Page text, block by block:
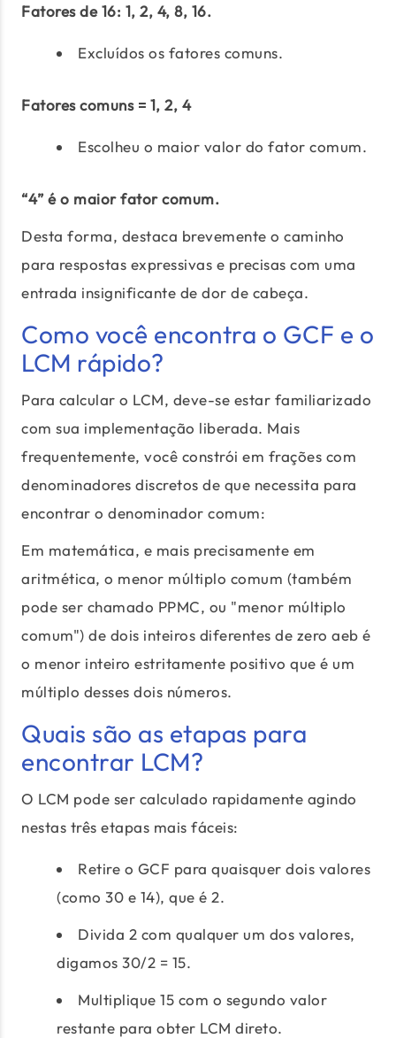
Fatores de 16: 1, 2, 4, 8, 16.
Excluídos os fatores comuns.
Fatores comuns = 1, 2, 4
Escolheu o maior valor do fator comum.
“4” é o maior fator comum.
Desta forma, destaca brevemente o caminho
para respostas expressivas e precisas com uma
entrada insignificante de dor de cabeça.
Como você encontra o GCF e o
LCM rápido?
Para calcular o LCM, deve-se estar familiarizado
com sua implementação liberada. Mais
frequentemente, você constrói em frações com
denominadores discretos de que necessita para
encontrar o denominador comum:
Em matemática, e mais precisamente em
aritmética, o menor múltiplo comum (também
pode ser chamado PPMC, ou "menor múltiplo
comum") de dois inteiros diferentes de zero aeb é
o menor inteiro estritamente positivo que é um
múltiplo desses dois números.
Quais são as etapas para
encontrar LCM?
O LCM pode ser calculado rapidamente agindo
nestas três etapas mais fáceis:
Retire o GCF para quaisquer dois valores
(como 30 e 14), que é 2.
Divida 2 com qualquer um dos valores,
digamos 30/2 = 15.
Multiplique 15 com o segundo valor
restante para obter LCM direto.